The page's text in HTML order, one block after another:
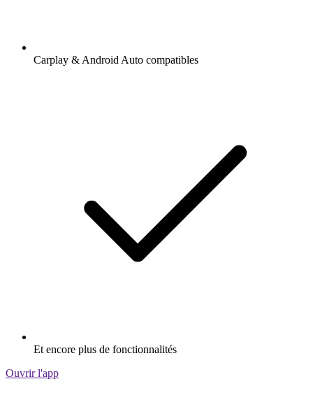
Carplay & Android Auto compatibles
Et encore plus de fonctionnalités
Ouvrir l'app